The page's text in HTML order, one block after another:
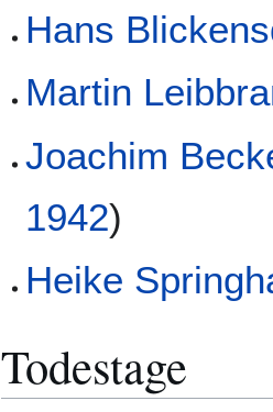
Hans
Martin
Joachim
1942)
Heike
Todestage